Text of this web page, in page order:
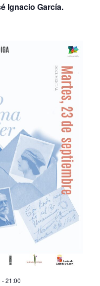
Ignacio García.
-21:00